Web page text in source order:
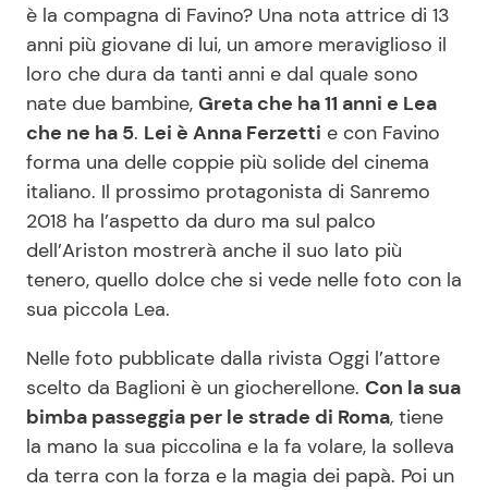
Seguici
Info
Chi siamo
Disclaimer e Privacy
Redazione
Pubblicità
Privacy Policy
è la compagna di Favino? Una nota attrice di 13
anni più giovane di lui, un amore meraviglioso il
loro che dura da tanti anni e dal quale sono
nate due bambine, Greta che ha 11 anni e Lea
che ne ha 5. Lei è Anna Ferzetti e con Favino
forma una delle coppie più solide del cinema
italiano. Il prossimo protagonista di Sanremo
2018 ha l’aspetto da duro ma sul palco
dell’Ariston mostrerà anche il suo lato più
tenero, quello dolce che si vede nelle foto con la
sua piccola Lea.
Nelle foto pubblicate dalla rivista Oggi l’attore
scelto da Baglioni è un giocherellone. Con la sua
bimba passeggia per le strade di Roma, tiene
la mano la sua piccolina e la fa volare, la solleva
da terra con la forza e la magia dei papà. Poi un